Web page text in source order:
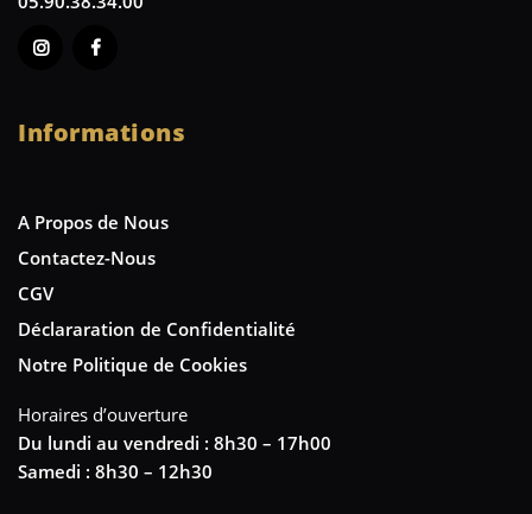
Informations
A Propos de Nous
Contactez-Nous
CGV
Déclararation de Confidentialité
Notre Politique de Cookies
Horaires d’ouverture
Du lundi au vendredi : 8h30 – 17h00
Samedi : 8h30 – 12h30